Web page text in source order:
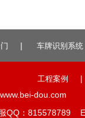
| 车牌识别系统
工程案例
|
dou.com
：815578789